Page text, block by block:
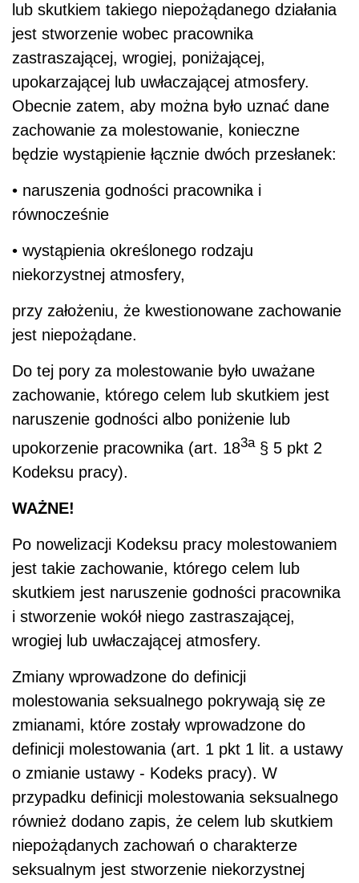
lub skutkiem takiego niepożądanego działania
jest stworzenie wobec pracownika
zastraszającej, wrogiej, poniżającej,
upokarzającej lub uwłaczającej atmosfery.
Obecnie zatem, aby można było uznać dane
zachowanie za molestowanie, konieczne
będzie wystąpienie łącznie dwóch przesłanek:
• naruszenia godności pracownika i
równocześnie
• wystąpienia określonego rodzaju
niekorzystnej atmosfery,
przy założeniu, że kwestionowane zachowanie
jest niepożądane.
Do tej pory za molestowanie było uważane
zachowanie, którego celem lub skutkiem jest
naruszenie godności albo poniżenie lub
upokorzenie pracownika (art. 183a§ 5 pkt 2
Kodeksu pracy).
WAŻNE!
Po nowelizacji Kodeksu pracy molestowaniem
jest takie zachowanie, którego celem lub
skutkiem jest naruszenie godności pracownika
i stworzenie wokół niego zastraszającej,
wrogiej lub uwłaczającej atmosfery.
Zmiany wprowadzone do definicji
molestowania seksualnego pokrywają się ze
zmianami, które zostały wprowadzone do
definicji molestowania (art. 1 pkt 1 lit. a ustawy
o zmianie ustawy - Kodeks pracy). W
przypadku definicji molestowania seksualnego
również dodano zapis, że celem lub skutkiem
niepożądanych zachowań o charakterze
seksualnym jest stworzenie niekorzystnej